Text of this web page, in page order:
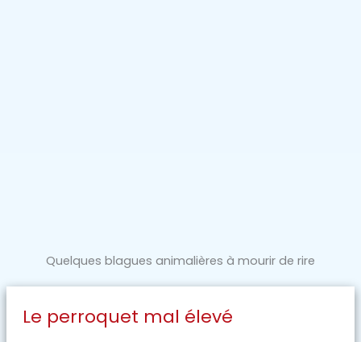
Quelques blagues animalières à mourir de rire
Le perroquet mal élevé